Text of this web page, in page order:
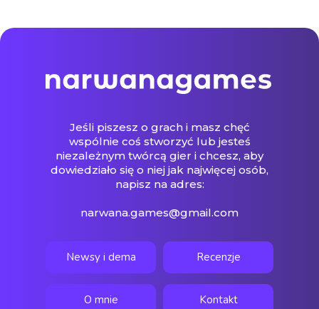
Jeśli piszesz o grach i masz chęć
wspólnie coś stworzyć lub jesteś
niezależnym twórcą gier i chcesz, aby
dowiedziało się o niej jak najwięcej osób,
napisz na adres:
narwana.games@gmail.com
Recenzje
Newsy i dema
O mnie Kontakt